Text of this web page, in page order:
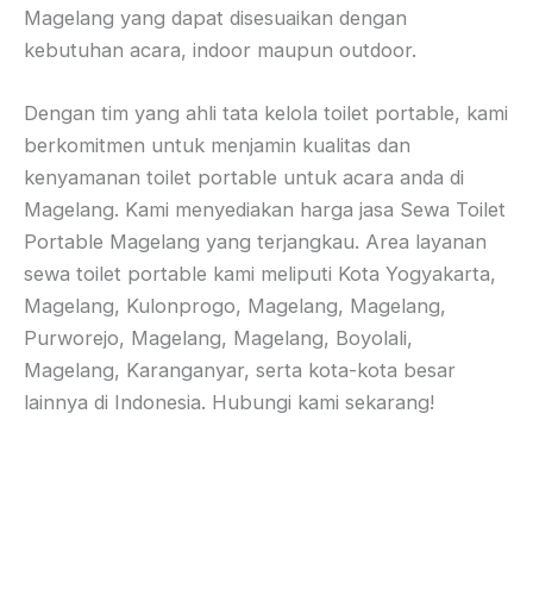
Magelang yang dapat disesuaikan dengan
kebutuhan acara, indoor maupun outdoor.
Dengan tim yang ahli tata kelola toilet portable, kami
berkomitmen untuk menjamin kualitas dan
kenyamanan toilet portable untuk acara anda di
Magelang. Kami menyediakan harga jasa Sewa Toilet
Portable Magelang yang terjangkau. Area layanan
sewa toilet portable kami meliputi Kota Yogyakarta,
Magelang, Kulonprogo, Magelang, Magelang,
Purworejo, Magelang, Magelang, Boyolali,
Magelang, Karanganyar, serta kota-kota besar
lainnya di Indonesia. Hubungi kami sekarang!